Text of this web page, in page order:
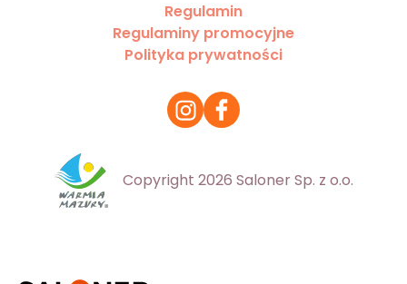
Regulamin
Regulaminy promocyjne
Polityka prywatności
Copyright 2026 Saloner Sp. z o.o.